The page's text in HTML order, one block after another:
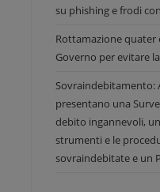
su phishing e frodi con
Rottamazione quater
Governo per evitare
Sovraindebitamento:
presentano una
debito ingannevoli,
strumenti e le
sovraindebitate e un